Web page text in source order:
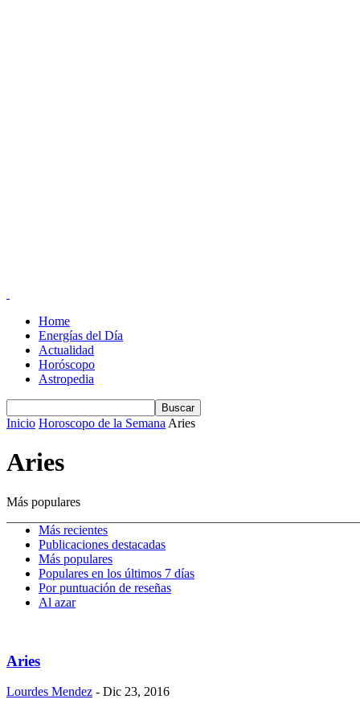
Home
Energías del Día
Actualidad
Horóscopo
Astropedia
Inicio Horoscopo de la Semana Aries
Aries
Más populares
Más recientes
Publicaciones destacadas
Más populares
Populares en los últimos 7 días
Por puntuación de reseñas
Al azar
Aries
Lourdes Mendez - Dic 23, 2016